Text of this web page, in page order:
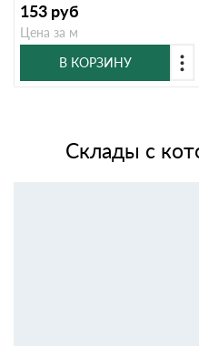
153 руб
Цена за м
В КОРЗИНУ
Склады с